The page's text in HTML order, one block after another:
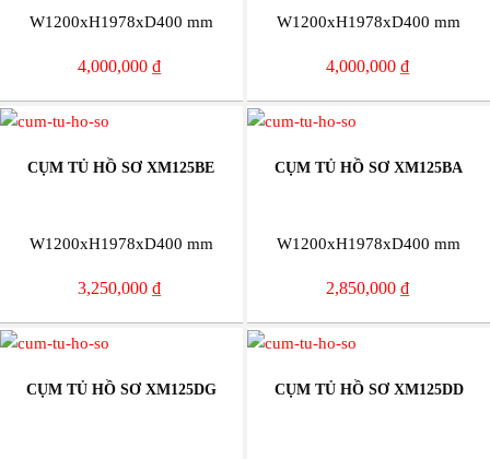
W1200xH1978xD400 mm
4,000,000₫
W1200xH1978xD400 mm
4,000,000 ₫
CỤM TỦ HỒ SƠ XM125BE
W1200xH1978xD400 mm
3,250,000₫
CỤM TỦ HỒ SƠ XM125BA
W1200xH1978xD400 mm
2,850,000 ₫
CỤM TỦ HỒ SƠ XM125DG CỤM TỦ HỒ SƠ XM125DD